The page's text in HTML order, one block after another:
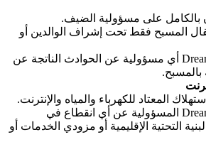
بالكامل على مسؤولية الضيف.
المسبح فقط تحت إشراف الوالدين أو
▸ لا تتحمل Dream of Holiday أي مسؤولية عن الحوادث الناتجة عن
بالمسبح.
المعتاد للكهرباء والمياه والإنترنت.
▸ لا تتحمل Dream of Holiday المسؤولية عن أي انقطاع في
التحتية الإقليمية أو مزودي الخدمات أو